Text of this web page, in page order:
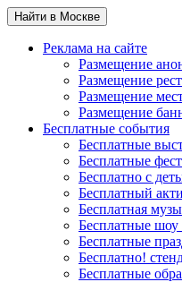
Найти в Москве
Реклама на сайте
Размещение
Размещение
Размещение
Размещение
Бесплатные события
Бесплатные
Бесплатные
Бесплатно с
Бесплатный
Бесплатная
Бесплатные
Бесплатные
Бесплатно!
Бесплатные